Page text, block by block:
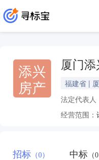
添兴
房产
厦门
福建省 |
法定代表人
经营范围：
招标 （0） 中标 （0